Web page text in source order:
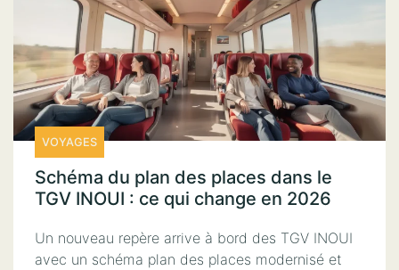
VOYAGES
Schéma du plan des places dans le
TGV INOUI : ce qui change en 2026
Un nouveau repère arrive à bord des TGV INOUI
avec un schéma plan des places modernisé et